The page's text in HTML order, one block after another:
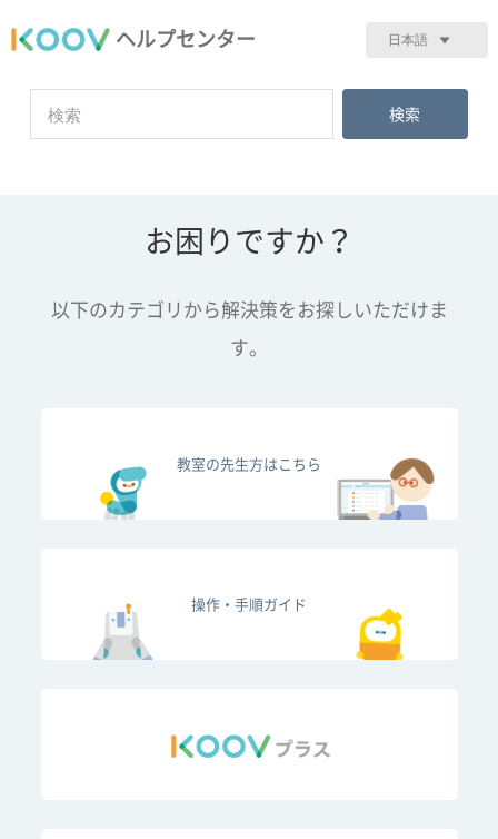
ヘルプセンター 日本語
お困りですか？
以下のカテゴリから解決策をお探しいただけま
す。
教室の先生方はこちら
操作・手順ガイド